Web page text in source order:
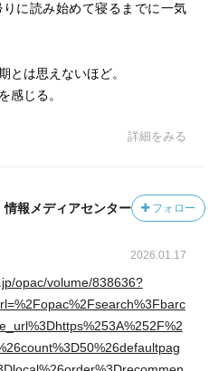
に読み始めて寝るまでに一気
とは思えないほど。
感じる。
詳細をみる
フォロー
2026.01.17
opac/volume/838636?